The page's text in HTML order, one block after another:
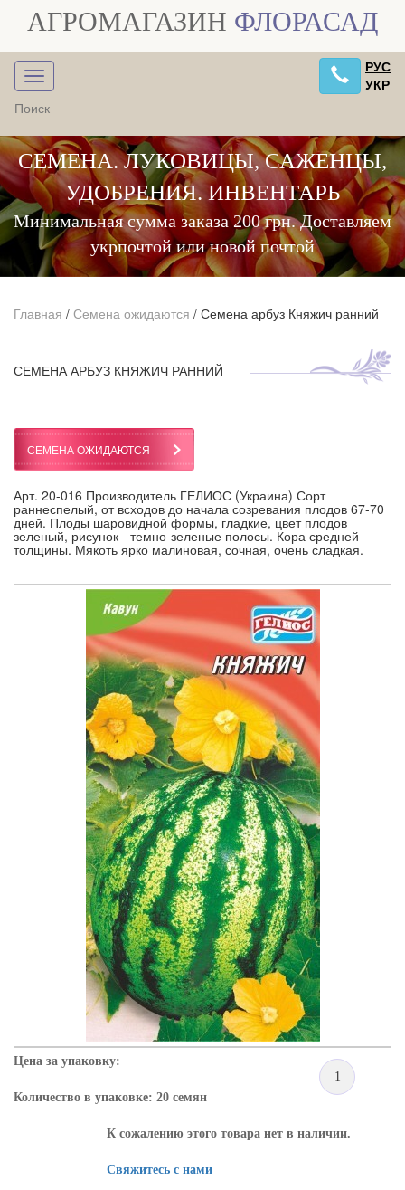
АГРОМАГАЗИН ФЛОРАСАД
РУС
УКР
СЕМЕНА. ЛУКОВИЦЫ, САЖЕНЦЫ,
УДОБРЕНИЯ. ИНВЕНТАРЬ
Минимальная сумма заказа 200 грн. Доставляем
укрпочтой или новой почтой
Главная / Семена ожидаются / Семена арбуз Княжич ранний
СЕМЕНА АРБУЗ КНЯЖИЧ РАННИЙ
СЕМЕНА ОЖИДАЮТСЯ
Арт. 20-016 Производитель ГЕЛИОС (Украина) Сорт
раннеспелый, от всходов до начала созревания плодов 67-70
дней. Плоды шаровидной формы, гладкие, цвет плодов
зеленый, рисунок - темно-зеленые полосы. Кора средней
толщины. Мякоть ярко малиновая, сочная, очень сладкая.
Цена за упаковку:
Количество в упаковке: 20 семян
1
К сожалению этого товара нет в наличии.
Свяжитесь с нами